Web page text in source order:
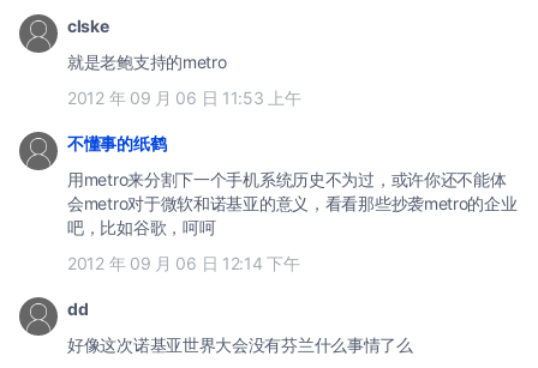
clske
就是老鲍支持的metro
2012 年 09 月 06 日 11:53 上午
不懂事的纸鹤
用metro来分割下一个手机系统历史不为过，或许你还不能体
会metro对于微软和诺基亚的意义，看看那些抄袭metro的企业
吧，比如谷歌，呵呵
2012 年 09 月 06 日 12:14 下午
dd
好像这次诺基亚世界大会没有芬兰什么事情了么